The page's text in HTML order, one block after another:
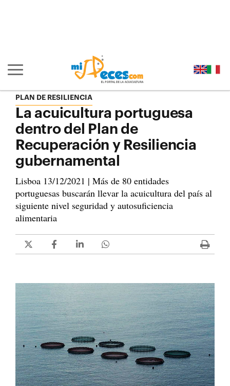
Mostrar/ocultar navegación principal
PLAN DE RESILIENCIA
La acuicultura portuguesa
dentro del Plan de
Recuperación y Resiliencia
gubernamental
Lisboa 13/12/2021 | Más de 80 entidades
portuguesas buscarán llevar la acuicultura del país al
siguiente nivel seguridad y autosuficiencia
alimentaria